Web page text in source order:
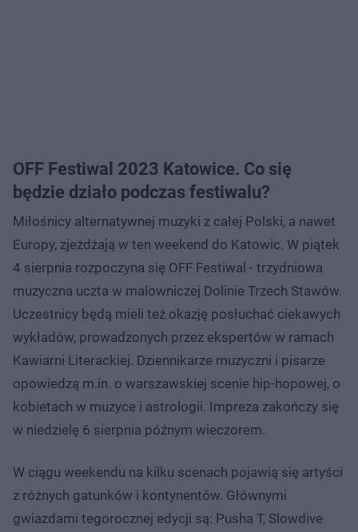
OFF Festiwal 2023 Katowice. Co się
będzie działo podczas festiwalu?
Miłośnicy alternatywnej muzyki z całej Polski, a nawet
Europy, zjeżdżają w ten weekend do Katowic. W piątek
4 sierpnia rozpoczyna się OFF Festiwal - trzydniowa
muzyczna uczta w malowniczej Dolinie Trzech Stawów.
Uczestnicy będą mieli też okazję posłuchać ciekawych
wykładów, prowadzonych przez ekspertów w ramach
Kawiarni Literackiej. Dziennikarze muzyczni i pisarze
opowiedzą m.in. o warszawskiej scenie hip-hopowej, o
kobietach w muzyce i astrologii. Impreza zakończy się
w niedzielę 6 sierpnia późnym wieczorem.
W ciągu weekendu na kilku scenach pojawią się artyści
z różnych gatunków i kontynentów. Głównymi
gwiazdami tegorocznej edycji są: Pusha T, Slowdive